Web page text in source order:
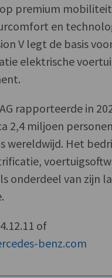
premium
en
V legt de basis
elektrische
rapporteerde in
2,4 miljoen
wereldwijd. Het
onderdeel van zijn
of
benz.com